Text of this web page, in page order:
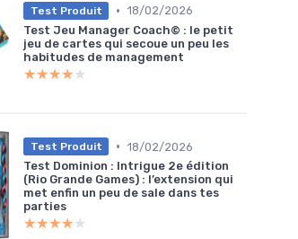
Test Produit • 18/02/2026
Test Jeu Manager Coach© : le petit
jeu de cartes qui secoue un peu les
habitudes de management
★★★★★
★★★★★
Test Produit • 18/02/2026
Test Dominion : Intrigue 2e édition
(Rio Grande Games) : l’extension qui
met enfin un peu de sale dans tes
parties
★★★★★
★★★★★